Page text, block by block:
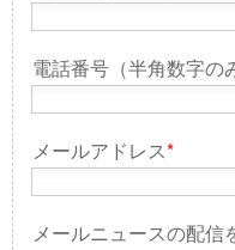
電話番号（半角数字の
メールアドレス*
メールニュースの配信